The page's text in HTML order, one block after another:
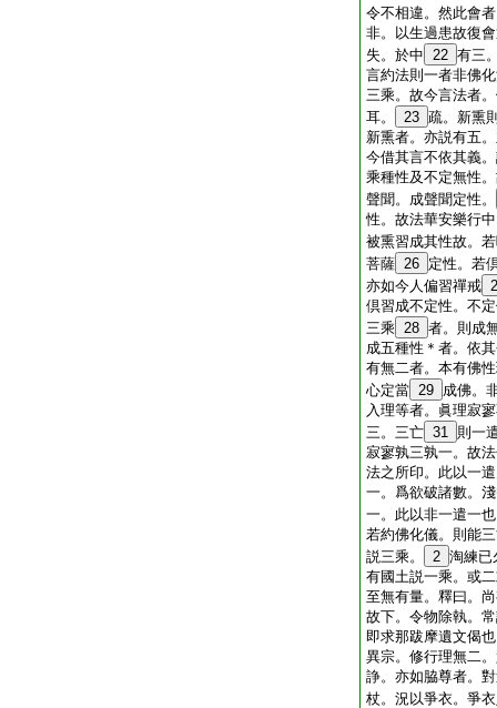
令不相違。然此會
非。以生過患故復
失。於中 22 有三
言約法則一者非佛
三乘。故今言法者
耳。
23 疏。新熏
新熏者。亦説有五
今借其言不依其義
乘種性及不定無性
聲聞。成聲聞定性。
性。故法華安樂行
被熏習成其性故。
菩薩 26 定性。若
亦如今人偏習禪戒
倶習成不定性。不
三乘 28 者。則成
成五種性＊者。依
有無二者。本有佛
心定當 29 成佛。
入理等者。眞理寂
三。三亡 31 則一
寂寥孰三孰一。故
法之所印。此以一
一。爲欲破諸數。
一。此以非一遣一
若約佛化儀。則能
説三乘。
2 淘練已
有國土説一乘。或
至無有量。釋曰。
故下。令物除執。
即求那跋摩遺文偈
異宗。修行理無二
諍。亦如脇尊者。
杖。況以爭衣。爭